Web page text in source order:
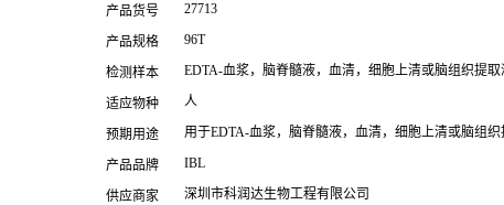
产品货号 27713
产品规格 96T
检测样本 EDTA-血浆，脑脊髓液，血清，细胞上清或脑组织提取
适应物种 人
预期用途 用于EDTA-血浆，脑脊髓液，血清，细胞上清或脑组
产品品牌 IBL
供应商家 深圳市科润达生物工程有限公司